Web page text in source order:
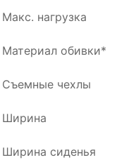
Макс. нагрузка
Материал обивки*
Съемные чехлы
Ширина
Ширина сиденья